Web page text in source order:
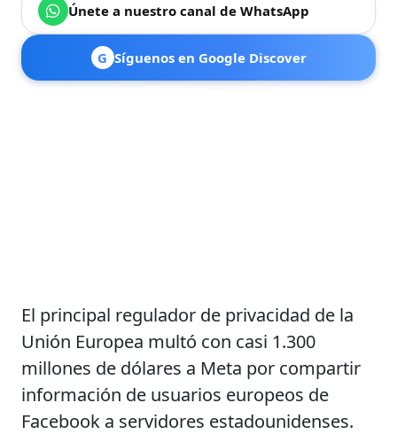
Únete a nuestro canal de WhatsApp
G Síguenos en Google Discover
El principal regulador de privacidad de la
Unión Europea multó con casi 1.300
millones de dólares a Meta por compartir
información de usuarios europeos de
Facebook a servidores estadounidenses.